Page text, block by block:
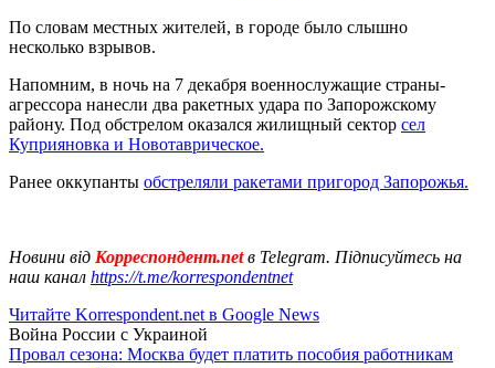
По словам местных жителей, в городе было слышно
несколько взрывов.
Напомним, в ночь на 7 декабря военнослужащие страны-
агрессора нанесли два ракетных удара по Запорожскому
району. Под обстрелом оказался жилищный сектор сел
Куприяновка и Новотаврическое.
Ранее оккупанты обстреляли ракетами пригород Запорожья.
Новини від Корреспондент.netв Telegram. Підписуйтесь на
наш канал https://t.me/korrespondentnet
Читайте Korrespondent.net в Google News
Война России с Украиной
Провал сезона: Москва будет платить пособия работникам